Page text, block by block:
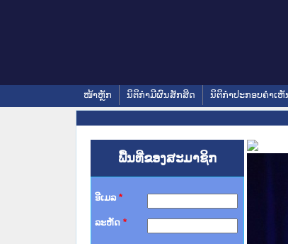
ໜ້າຫຼັກ ນິຕິກໍາມີຜົນສັກສິດ ນິຕິກໍາປະກອບຄໍາເຫັ
ພື້ນທີ່ຂອງສະມາຊິກ
ອີເມລ *
ລະຫັດ *